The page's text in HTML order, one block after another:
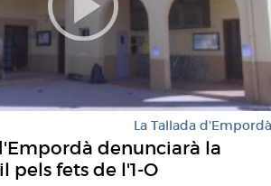
La Tallada d'Empordà
denunciarà la
pels fets de l'1-O